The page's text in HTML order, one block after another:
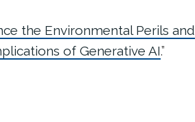
the Environmental Perils and
of Generative AI.”